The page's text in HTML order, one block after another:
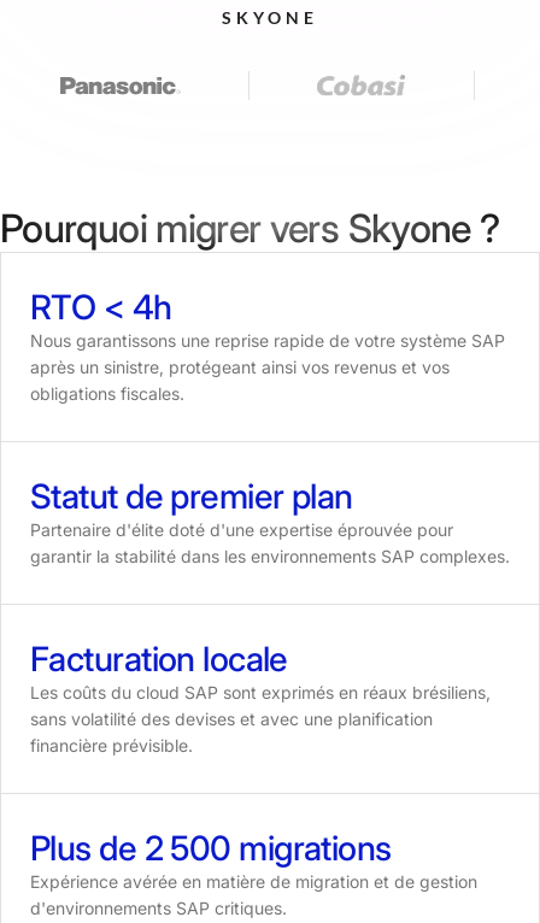
SKYONE
Pourquoi migrer vers Skyone ?
RTO < 4h
Nous garantissons une reprise rapide de votre système SAP
après un sinistre, protégeant ainsi vos revenus et vos
obligations fiscales.
Statut de premier plan
Partenaire d'élite doté d'une expertise éprouvée pour
garantir la stabilité dans les environnements SAP complexes.
Facturation locale
Les coûts du cloud SAP sont exprimés en réaux brésiliens,
sans volatilité des devises et avec une planification
financière prévisible.
Plus de 2 500 migrations
Expérience avérée en matière de migration et de gestion
d'environnements SAP critiques.